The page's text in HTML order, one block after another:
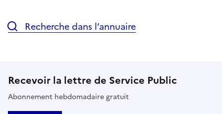
Recherche dans l’annuaire
Recevoir la lettre de Service Public
Abonnement hebdomadaire gratuit